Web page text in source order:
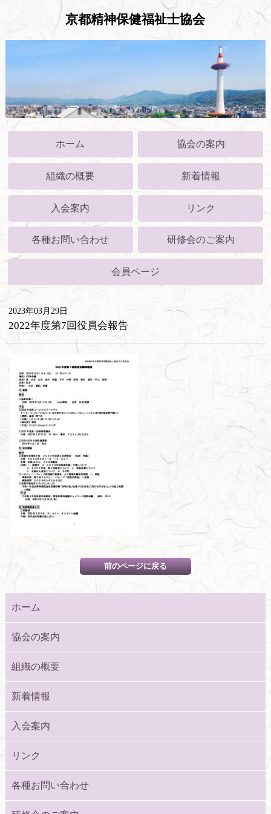
京都精神保健福祉士協会
ホーム 協会の案内
組織の概要 新着情報
入会案内 リンク
各種お問い合わせ 研修会のご案内
会員ページ
2023年03月29日
2022年度第7回役員会報告
ホーム
協会の案内
組織の概要
新着情報
入会案内
リンク
各種お問い合わせ